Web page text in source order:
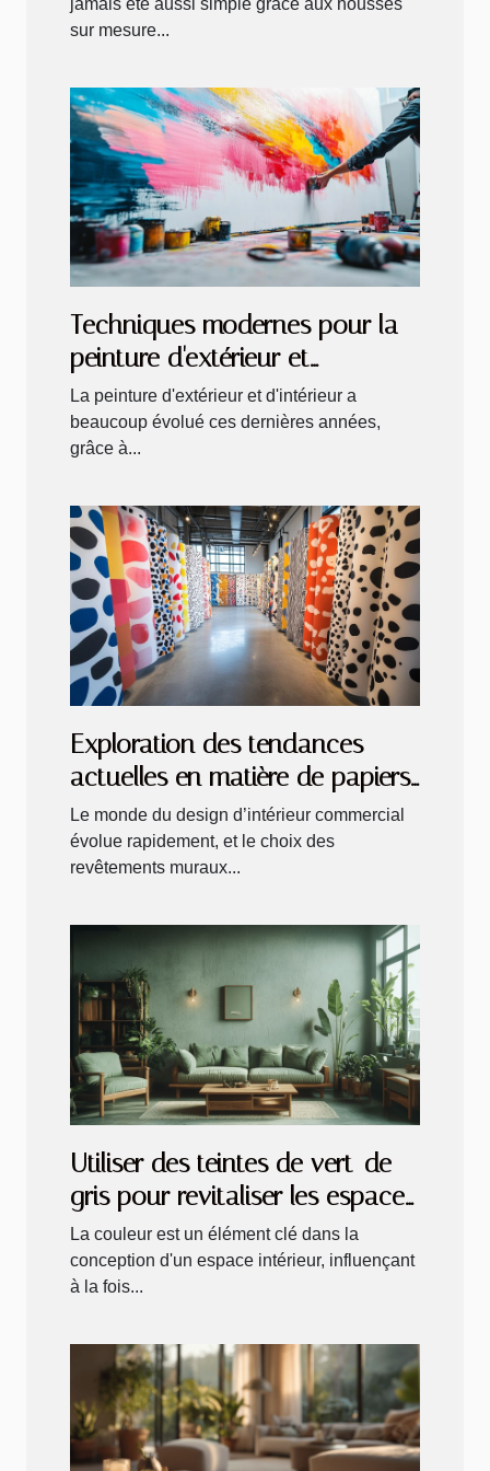
sur mesure...
Techniques modernes pour la
peinture d'extérieur et
d'intérieur
La peinture d'extérieur et d'intérieur a
beaucoup évolué ces dernières années,
grâce à...
Exploration des tendances
actuelles en matière de papiers
peints pour espaces
commerciaux
Le monde du design d’intérieur commercial
évolue rapidement, et le choix des
revêtements muraux...
Utiliser des teintes de vert-de-
gris pour revitaliser les espaces
intérieurs
La couleur est un élément clé dans la
conception d'un espace intérieur, influençant
à la fois...